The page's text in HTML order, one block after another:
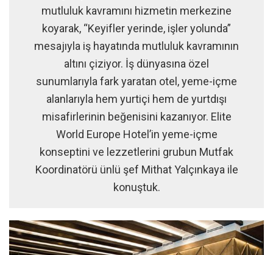
mutluluk kavramını hizmetin merkezine
koyarak, “Keyifler yerinde, işler yolunda”
mesajıyla iş hayatında mutluluk kavramının
altını çiziyor. İş dünyasına özel
sunumlarıyla fark yaratan otel, yeme-içme
alanlarıyla hem yurtiçi hem de yurtdışı
misafirlerinin beğenisini kazanıyor. Elite
World Europe Hotel’in yeme-içme
konseptini ve lezzetlerini grubun Mutfak
Koordinatörü ünlü şef Mithat Yalçınkaya ile
konuştuk.